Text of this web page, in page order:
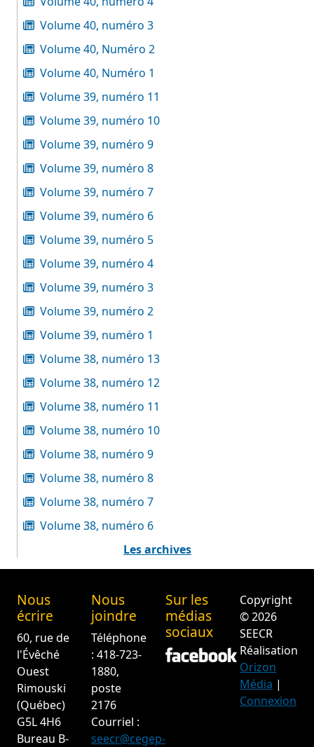
Volume 40, numéro 3
Volume 40, Numéro 2
Volume 40, Numéro 1
Volume 39, numéro 11
Volume 39, numéro 10
Volume 39, numéro 9
Volume 39, numéro 8
Volume 39, numéro 7
Volume 39, numéro 6
Volume 39, numéro 5
Volume 39, numéro 4
Volume 39, numéro 3
Volume 39, numéro 2
Volume 39, numéro 1
Volume 38, numéro 13
Volume 38, numéro 12
Volume 38, numéro 11
Volume 38, numéro 10
Volume 38, numéro 9
Volume 38, numéro 8
Volume 38, numéro 7
Volume 38, numéro 6
Les archives
Nous
écrire
60, rue de
l'Évêché
Ouest
Rimouski
(Québec)
G5L 4H6
Bureau B-
Nous
joindre
Téléphone
: 418-723-
1880,
poste
2176
Courriel :
seecr@cegep-
Sur les
médias
sociaux
Copyright
© 2026
SEECR
Réalisation
Orizon
Média |
Connexion